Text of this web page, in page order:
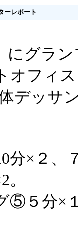
ーレポート
グラン
オフィ
デッサ
分×２、
×１